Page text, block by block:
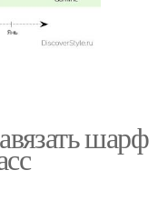
шарф